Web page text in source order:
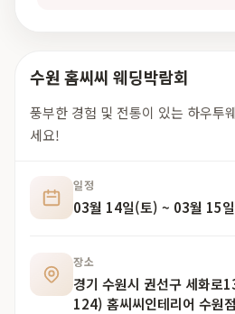
수원 홈씨씨 웨딩박람회
풍부한 경험 및 전통이 있는 하우투
세요!
일정
03월 14일(토) ~ 03월 15
장소
경기 수원시 권선구 세화
124) 홈씨씨인테리어 수원점